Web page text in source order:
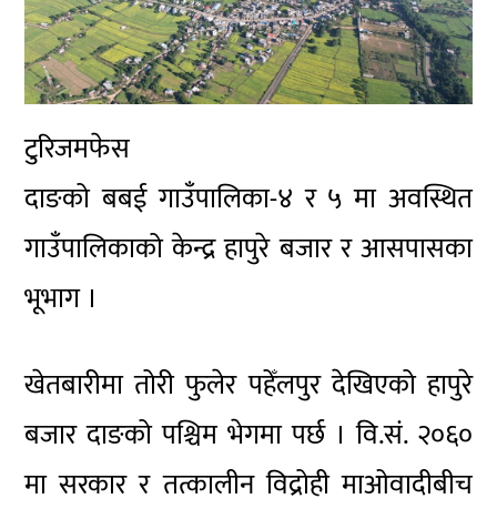
टुरिजमफेस
दाङको बबई गाउँपालिका-४ र ५ मा अवस्थित
गाउँपालिकाको केन्द्र हापुरे बजार र आसपासका
भूभाग ।
खेतबारीमा तोरी फुलेर पहेँलपुर देखिएको हापुरे
बजार दाङको पश्चिम भेगमा पर्छ । वि.सं. २०६०
मा सरकार र तत्कालीन विद्रोही माओवादीबीच